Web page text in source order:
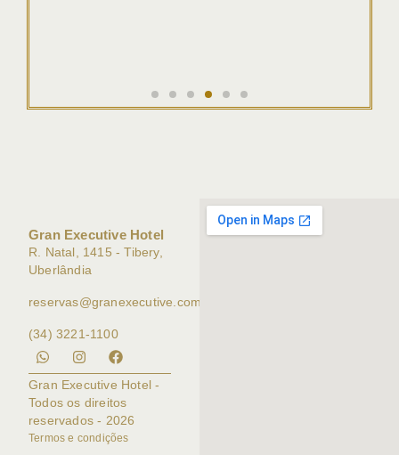
Gran Executive Hotel
R. Natal, 1415 - Tibery,
Uberlândia
reservas@granexecutive.com.br
(34) 3221-1100
Gran Executive Hotel -
Todos os direitos
reservados - 2026
Termos e condições